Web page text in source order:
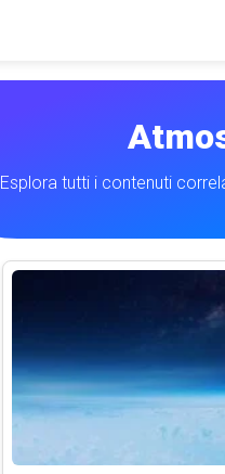
Esplora tutti i contenuti